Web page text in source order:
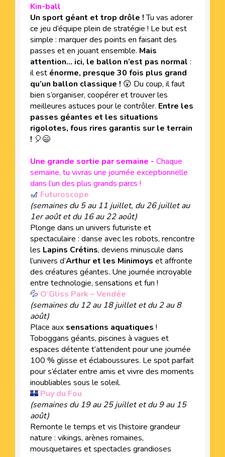
Kin-ball
Un sport géant et trop drôle !Tu vas adorer
ce jeu d’équipe plein de stratégie ! Le but est
simple : marquer des points en faisant des
passes et en jouant ensemble. Mais
attention… ici, le ballon n’est pas normal :
il est énorme, presque 30 fois plus grand
qu’un ballon classique ! 😲 Du coup, il faut
bien s’organiser, coopérer et trouver les
meilleures astuces pour le contrôler. Entre les
passes géantes et les situations
rigolotes, fous rires garantis sur le terrain
! 🎈😄
Une grande sortie par semaine - Chaque
semaine, tu vivras une journée exceptionnelle
dans l’un des plus grands parcs !
🎢 Futuroscope
(semaines du 5 au 11 juillet, du 26 juillet au
1er août et du 16 au 22 août)
Plonge dans un univers futuriste et
spectaculaire : danse avec les robots, rencontre
les Lapins Crétins, deviens minuscule dans
l’univers d’Arthur et les Minimoys et affronte
des créatures géantes. Une journée incroyable
entre technologie, sensations et fun !
💦 O’Gliss Park – Vendée
(semaines du 12 au 18 juillet et du 2 au 8
août)
Place aux sensations aquatiques !
Toboggans géants, piscines à vagues et
espaces détente t’attendent pour une journée
100 % glisse et éclaboussures. Le spot parfait
pour s’éclater entre amis et vivre des moments
inoubliables sous le soleil.
🏰 Puy du Fou
(semaines du 19 au 25 juillet et du 9 au 15
août)
Remonte le temps et vis l’histoire grandeur
nature : vikings, arènes romaines,
mousquetaires et spectacles grandioses